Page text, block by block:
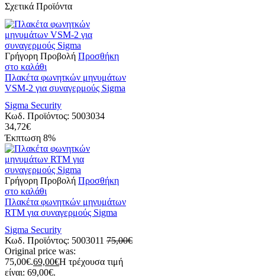
Σχετικά Προϊόντα
Γρήγορη Προβολή Προσθήκη
στο καλάθι
Πλακέτα φωνητκών μηνυμάτων
VSM-2 για συναγερμούς Sigma
Sigma Security
Κωδ. Προϊόντος: 5003034
34,72€
Έκπτωση 8%
Γρήγορη Προβολή Προσθήκη
στο καλάθι
Πλακέτα φωνητκών μηνυμάτων
RTM για συναγερμούς Sigma
Sigma Security
Κωδ. Προϊόντος: 5003011 75,00€
Original price was:
75,00€.69,00€Η τρέχουσα τιμή
είναι: 69,00€.